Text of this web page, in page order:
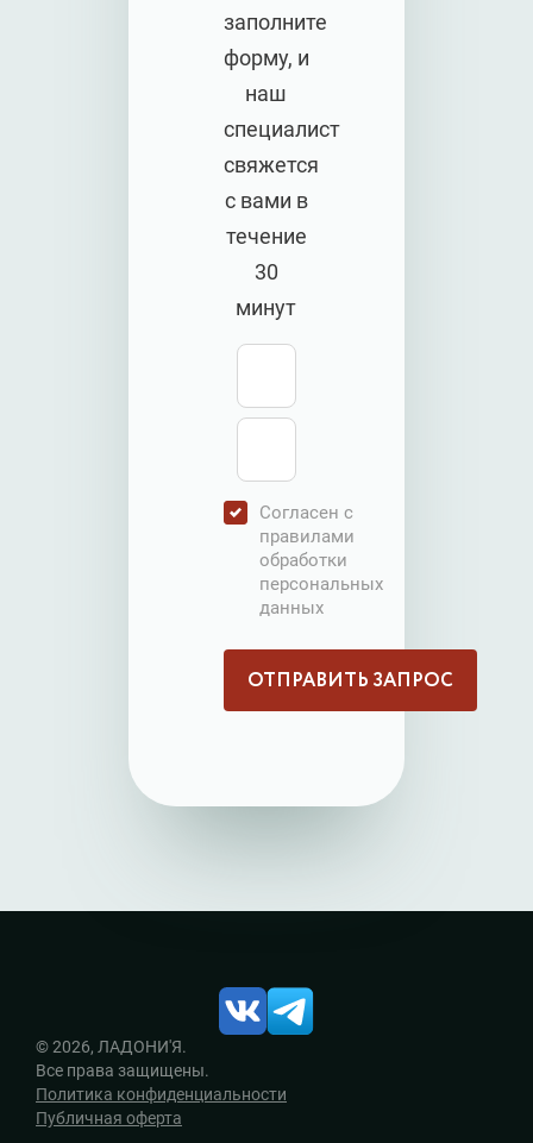
заполните
форму, и
наш
специалист
свяжется
с вами в
течение
30
минут
Согласен с
правилами
обработки
персональных
данных
© 2026, ЛАДОНИ'Я.
Все права защищены.
Политика конфиденциальности
Публичная оферта